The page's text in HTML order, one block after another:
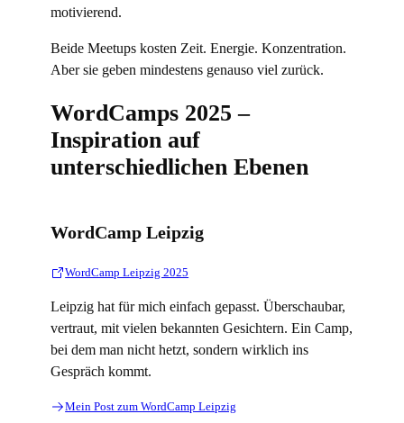
motivierend.
Beide Meetups kosten Zeit. Energie. Konzentration.
Aber sie geben mindestens genauso viel zurück.
WordCamps 2025 –
Inspiration auf
unterschiedlichen Ebenen
WordCamp Leipzig
WordCamp Leipzig 2025
Leipzig hat für mich einfach gepasst. Überschaubar,
vertraut, mit vielen bekannten Gesichtern. Ein Camp,
bei dem man nicht hetzt, sondern wirklich ins
Gespräch kommt.
Mein Post zum WordCamp Leipzig